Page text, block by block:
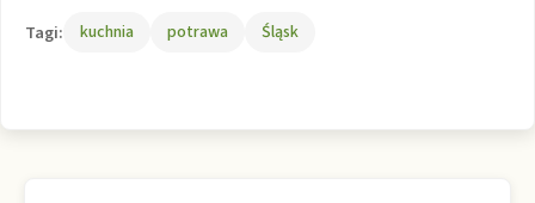
Tagi: kuchnia potrawa Śląsk